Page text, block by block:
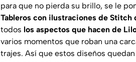
para que no pierda su brillo, se le
Tableros con ilustraciones de
todos los aspectos que hacen de
varios momentos que roban una
trajes. Así que estos diseños